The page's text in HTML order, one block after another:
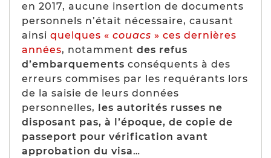
en 2017, aucune insertion de documents
personnels n’était nécessaire, causant
ainsi quelques « couacs » ces dernières
années, notamment des refus
d’embarquements conséquents à des
erreurs commises par les requérants lors
de la saisie de leurs données
personnelles,
les autorités russes ne
disposant pas, à l’époque, de copie de
passeport pour vérification avant
approbation du visa…